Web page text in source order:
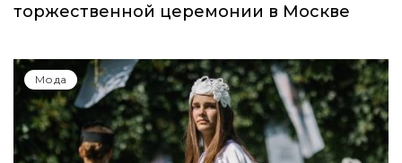
торжественной церемонии в Москве
Мода